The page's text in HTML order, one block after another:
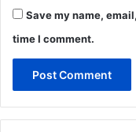
Save my name,
time I comment.